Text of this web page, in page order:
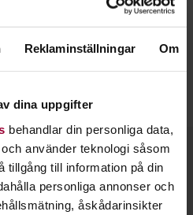
Reklaminställningar Om
dina uppgifter
behandlar din personliga data,
använder teknologi såsom
tillgång till information på din
personliga annonser och
åskådarinsikter
förutsättning för liv på jorden.
att lära sig mer om växtriket,